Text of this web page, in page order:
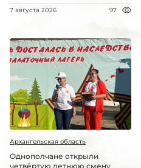
7 августа 2026 97
Архангельская область
Однополчане открыли
четвёртую летнюю смену